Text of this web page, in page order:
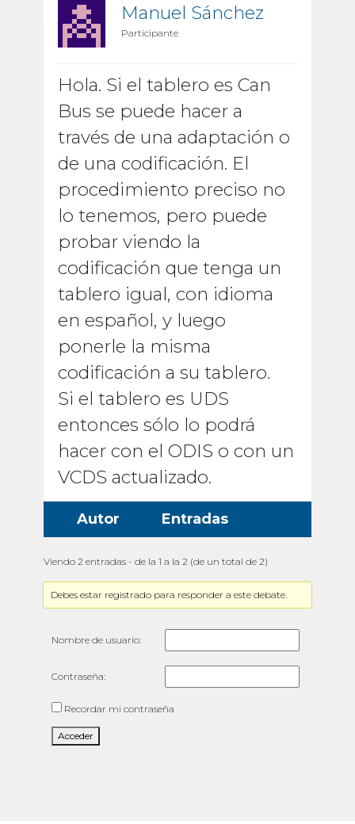
Manuel Sánchez
Participante
Hola. Si el tablero es Can
Bus se puede hacer a
través de una adaptación o
de una codificación. El
procedimiento preciso no
lo tenemos, pero puede
probar viendo la
codificación que tenga un
tablero igual, con idioma
en español, y luego
ponerle la misma
codificación a su tablero.
Si el tablero es UDS
entonces sólo lo podrá
hacer con el ODIS o con un
VCDS actualizado.
Autor Entradas
Viendo 2 entradas - de la 1 a la 2 (de un total de 2)
Debes estar registrado para responder a este debate.
Nombre de usuario:
Contraseña:
Recordar mi contraseña
Acceder